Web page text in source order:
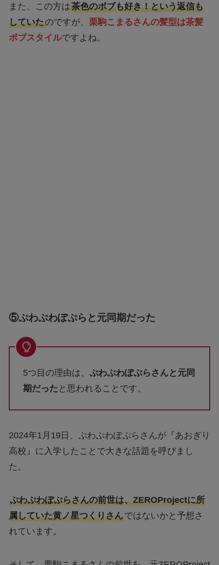
また、この方は茶色のボブも好き！という返信も
していたのですが、 栗駒こまるさんの髪型は茶髪
ボブスタイルですよね。
⑤ぷわぷわぽぷらと元同期だった
5つ目の理由は、 ぷわぷわぽぷらさんと元同
期だった と思われることです。
2024年1月19日、ぷわぷわぽぷらさんが『あおぎり
高校』に入学したことで大きな話題を呼びまし
た。
ぷわぷわぽぷらさんの前世は、ZEROProjectに所
属していた黄ノ星つくりさんではないかと予想さ
れています。